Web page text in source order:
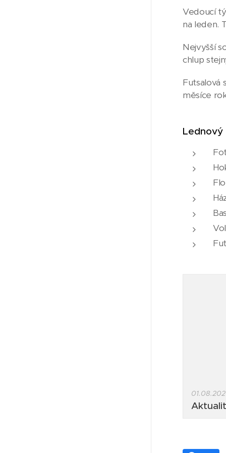
Vedoucí
na leden.
Nejvyšší
chlup
Futsalová
měsíce
Lednový